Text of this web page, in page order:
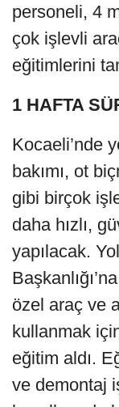
personeli, 4
çok işlevli
eğitimlerini
1 HAFTA
Kocaeli’nde
bakımı, ot
gibi birçok
daha hızlı,
yapılacak.
özel araç ve
kullanmak
eğitim aldı.
ve demontaj